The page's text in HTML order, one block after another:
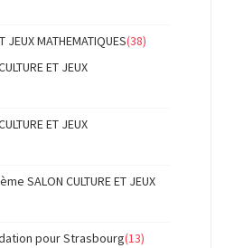
JEUX MATHEMATIQUES(38)
ET JEUX
ET JEUX
SALON CULTURE ET JEUX
pour Strasbourg(13)